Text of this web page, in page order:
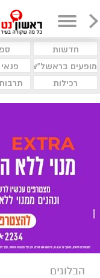
חדשות
מופעים בראשל"צ
רכילות
הבלוגים